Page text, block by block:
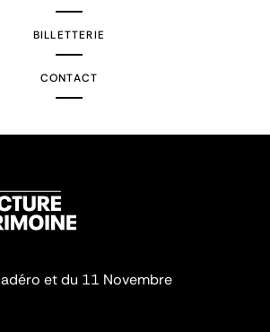
BILLETTERIE
CONTACT
et du 11 Novembre